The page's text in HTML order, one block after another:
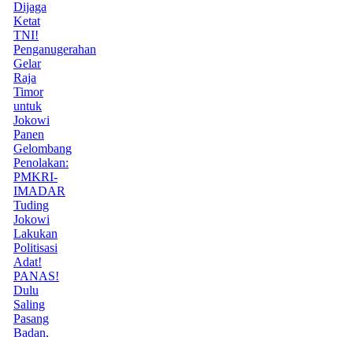
Dijaga
Ketat
TNI!
Penganugerahan
Gelar
Raja
Timor
untuk
Jokowi
Panen
Gelombang
Penolakan:
PMKRI-
IMADAR
Tuding
Jokowi
Lakukan
Politisasi
Adat!
PANAS!
Dulu
Saling
Pasang
Badan,